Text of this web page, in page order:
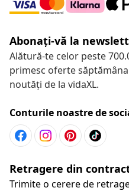
Abonați-vă la
Alătură-te celor peste
primesc oferte
noutăți de la vidaXL.
Conturile noastre de
Retragere din
Trimite o cerere de